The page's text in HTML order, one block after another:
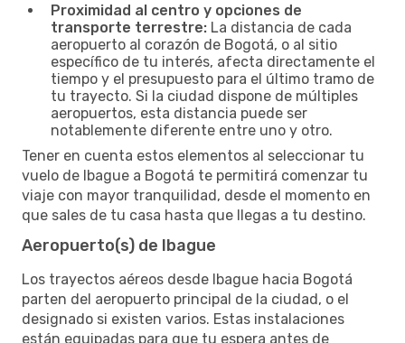
Proximidad al centro y opciones de
transporte terrestre: La distancia de cada
aeropuerto al corazón de Bogotá, o al sitio
específico de tu interés, afecta directamente el
tiempo y el presupuesto para el último tramo de
tu trayecto. Si la ciudad dispone de múltiples
aeropuertos, esta distancia puede ser
notablemente diferente entre uno y otro.
Tener en cuenta estos elementos al seleccionar tu
vuelo de Ibague a Bogotá te permitirá comenzar tu
viaje con mayor tranquilidad, desde el momento en
que sales de tu casa hasta que llegas a tu destino.
Aeropuerto(s) de Ibague
Los trayectos aéreos desde Ibague hacia Bogotá
parten del aeropuerto principal de la ciudad, o el
designado si existen varios. Estas instalaciones
están equipadas para que tu espera antes de